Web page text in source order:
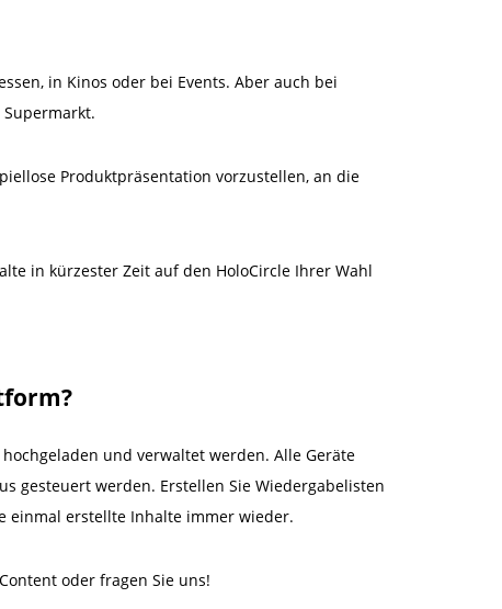
in Kinos oder bei Events. Aber auch bei
Produktpräsentation vorzustellen, an die
in kürzester Zeit auf den HoloCircle Ihrer Wahl
und verwaltet werden. Alle Geräte
gesteuert werden. Erstellen Sie Wiedergabelisten
einmal erstellte Inhalte immer wieder.
oder fragen Sie uns!